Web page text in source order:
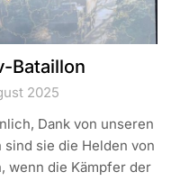
Bataillon
2025
Dank von unseren
sie die Helden von
wenn die Kämpfer der